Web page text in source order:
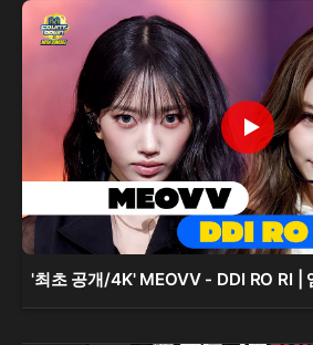
'최초 공개/4K' MEOVV - DDI RO RI